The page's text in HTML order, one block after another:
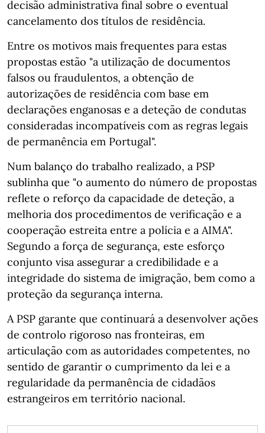
decisão administrativa final sobre o eventual
cancelamento dos títulos de residência.
Entre os motivos mais frequentes para estas
propostas estão "a utilização de documentos
falsos ou fraudulentos, a obtenção de
autorizações de residência com base em
declarações enganosas e a deteção de condutas
consideradas incompatíveis com as regras legais
de permanência em Portugal".
Num balanço do trabalho realizado, a PSP
sublinha que "o aumento do número de propostas
reflete o reforço da capacidade de deteção, a
melhoria dos procedimentos de verificação e a
cooperação estreita entre a polícia e a AIMA".
Segundo a força de segurança, este esforço
conjunto visa assegurar a credibilidade e a
integridade do sistema de imigração, bem como a
proteção da segurança interna.
A PSP garante que continuará a desenvolver ações
de controlo rigoroso nas fronteiras, em
articulação com as autoridades competentes, no
sentido de garantir o cumprimento da lei e a
regularidade da permanência de cidadãos
estrangeiros em território nacional.